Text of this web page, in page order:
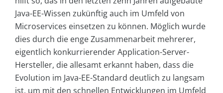
Java-EE-Wissen zukünftig auch im Umfeld von
Microservices einsetzen zu können. Möglich wurde
dies durch die enge Zusammenarbeit mehrerer,
eigentlich konkurrierender Application-Server-
Hersteller, die allesamt erkannt haben, dass die
Evolution im Java-EE-Standard deutlich zu langsam
ist, um mit den schnellen Entwicklungen im Umfeld